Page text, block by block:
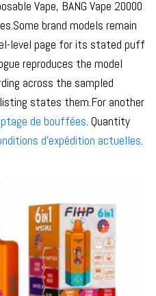
Vape, BANG Vape 20000
brand models remain
level page for its stated puff
reproduces the model
across the sampled
states them.For another
de bouffées. Quantity
d'expédition actuelles.